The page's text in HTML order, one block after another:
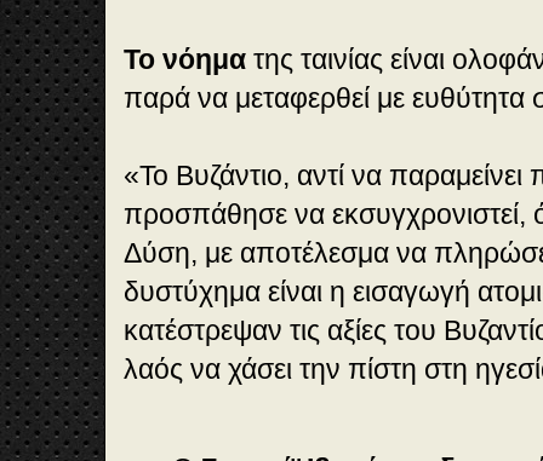
Το νόημα της ταινίας είναι
παρά να μεταφερθεί με
«Το Βυζάντιο, αντί να παραμείνει
προσπάθησε να
Δύση, με αποτέλεσμα να
δυστύχημα είναι η εισαγωγή
κατέστρεψαν τις αξίες του
λαός να χάσει την πίστη στη